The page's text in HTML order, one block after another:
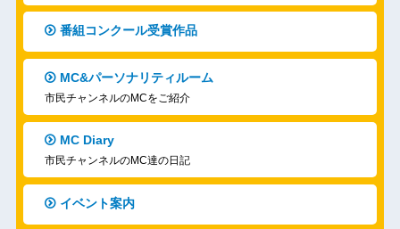
番組コンクール受賞作品
MC&パーソナリティルーム
市民チャンネルのMCをご紹介
MC Diary
市民チャンネルのMC達の日記
イベント案内